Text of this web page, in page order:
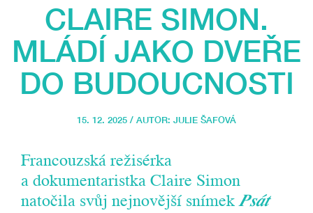
CLAIRE SIMON.
MLÁDÍ JAKO DVEŘE
DO BUDOUCNOSTI
15. 12. 2025 / AUTOR: JULIE ŠAFOVÁ
Francouzská režisérka
a dokumentaristka Claire Simon
natočila svůj nejnovější snímekPsát